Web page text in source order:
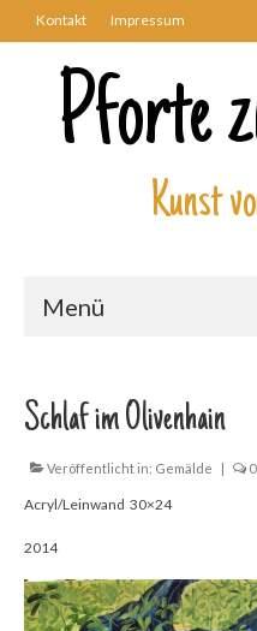
Kontakt Impressum
Pforte
Kunst
Menü
Kunstwerke
Biblisch
Geschnitzte
Schlaf im Olivenhain
Veröffentlicht in: Gemälde | 0
Acryl/Leinwand 30×24
2014